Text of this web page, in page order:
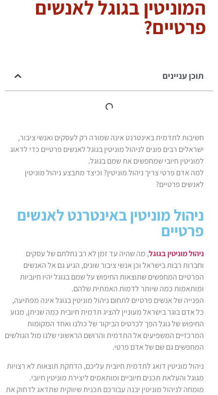
המוניטין בגוגל לאנשים
פרטיים?
תוכן עניינים
חשיבות לתדמית באינטרנט אינה שמורה רק לעסקים ואנשי ציבור,
ישראלים רבים פונים לניהול מוניטין בגוגל לאנשים פרטיים כדי לדאוג
למוניטין חיובי שמחפשים את שמם בגוגל.
למה אדם פרטי צריך ניהול מוניטין? וכיצד מתבצע ניהול מוניטין
לאנשים פרטיים?
ניהול מוניטין באינטרנט לאנשים
פרטיים
ניהול מוניטין בגוגל, מה שהיה עד זמן לא רב נחלתם של עסקים
וחברות רבות בישראל וכן אנשי ציבור שונים, הגיע גם אל האנשים
הפרטיים המחפשים שתוצאות החיפוש על שמם בגוגל יהיו חיוביות
ומותאמות כמה שיותר לדמות האמתית שלהם.
הפנייה של אנשים פרטיים לתחום ניהול מוניטין בגוגל אינה מפתיעה,
כל אדם בוגר בישראל מעוניין להציג תדמית חיובית כמה שניתן, מנוע
החיפוש של גוגל הפך לכרטיס הביקור של כולנו ואחד המקומות
המרכזיים המשפיעים אל התדמית והרושם הראשוני שלנו מול הגולשים
המחפשים גם שם של אדם פרטי.
ניהול מוניטין דואג לתדמית חיובית עליכם, הדחקת תוצאות לא רצויות
מגוגל והעלאת תכנים חיוביים ומותאמים ליצירת מוניטין חיובי.
מומחה לניהול מוניטין יבנה עבורכם תכנית שיווקית שתדאג לדחוק את